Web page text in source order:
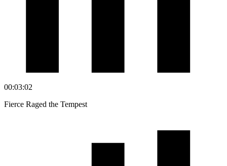
00:03:02
Fierce Raged the Tempest